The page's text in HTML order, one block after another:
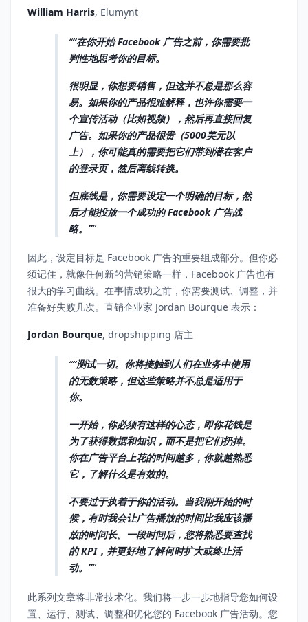
William Harris, Elumynt
“在你开始 Facebook 广告之前，你需要批
判性地思考你的目标。
很明显，你想要销售，但这并不总是那么容
易。如果你的产品很难解释，也许你需要一
个宣传活动（比如视频），然后再直接回复
广告。如果你的产品很贵（5000美元以
上），你可能真的需要把它们带到潜在客户
的登录页，然后离线转换。
但底线是，你需要设定一个明确的目标，然
后才能投放一个成功的 Facebook 广告战
略。”
因此，设定目标是 Facebook 广告的重要组成部分。但你必
须记住，就像任何新的营销策略一样，Facebook 广告也有
很大的学习曲线。在事情成功之前，你需要测试、调整，并
准备好失败几次。直销企业家 Jordan Bourque 表示：
Jordan Bourque, dropshipping 店主
“测试一切。你将接触到人们在业务中使用
的无数策略，但这些策略并不总是适用于
你。
一开始，你必须有这样的心态，即你花钱是
为了获得数据和知识，而不是把它们扔掉。
你在广告平台上花的时间越多，你就越熟悉
它，了解什么是有效的。
不要过于执着于你的活动。当我刚开始的时
候，有时我会让广告播放的时间比我应该播
放的时间长。一段时间后，您将熟悉要查找
的 KPI，并更好地了解何时扩大或终止活
动。”
此系列文章将非常技术化。我们将一步一步地指导您如何设
置、运行、测试、调整和优化您的 Facebook 广告活动。您